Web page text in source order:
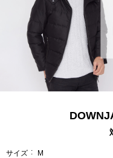
サイズ M